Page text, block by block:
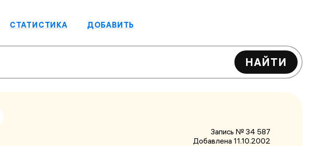
СТАТИСТИКА ДОБАВИТЬ
НАЙТИ
Запись № 34 587
Добавлена 11.10.2002